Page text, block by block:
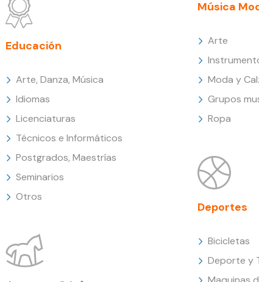
Educación
Arte, Danza, Música
Idiomas
Licenciaturas
Técnicos e Informáticos
Postgrados, Maestrías
Seminarios
Otros
Música
Arte
Moda y
Grupos
Ropa
Deportes
Bicicletas
Deporte y